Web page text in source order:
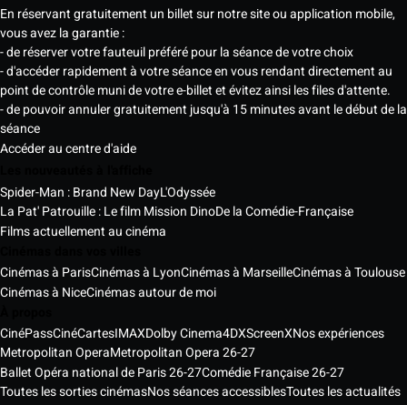
En réservant gratuitement un billet sur notre site ou application mobile,
vous avez la garantie :
- de réserver votre fauteuil préféré pour la séance de votre choix
- d'accéder rapidement à votre séance en vous rendant directement au
point de contrôle muni de votre e-billet et évitez ainsi les files d'attente.
- de pouvoir annuler gratuitement jusqu'à 15 minutes avant le début de la
séance
Accéder au centre d'aide
Spider-Man : Brand New DayL'Odyssée
La Pat' Patrouille : Le film Mission DinoDe la Comédie-Française
Films actuellement au cinéma
Cinémas à ParisCinémas à LyonCinémas à MarseilleCinémas à Toulouse
Cinémas à NiceCinémas autour de moi
CinéPassCinéCartesIMAXDolby Cinema4DXScreenXNos expériences
Metropolitan OperaMetropolitan Opera 26-27
Ballet Opéra national de Paris 26-27Comédie Française 26-27
Toutes les sorties cinémasNos séances accessiblesToutes les actualités